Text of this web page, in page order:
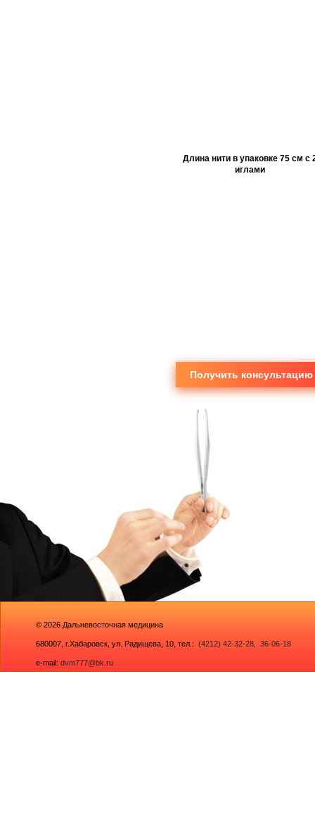
Длина нити в упаковке 75 см с
иглами
Получить консультацию
© 2026 Дальневосточная медицина
680007, г.Хабаровск, ул. Радищева, 10 , тел.: (4212) 42-32-28 36-06-18
e-mail: dvm777@bk.ru